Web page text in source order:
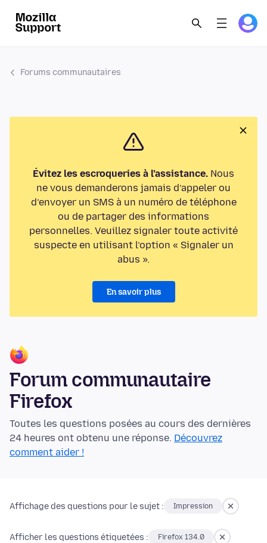
Forums communautaires
Évitez les escroqueries à l’assistance. Nous
ne vous demanderons jamais d’appeler ou
d’envoyer un SMS à un numéro de téléphone
ou de partager des informations
personnelles. Veuillez signaler toute activité
suspecte en utilisant l’option « Signaler un
abus ».
En savoir plus
Forum communautaire
Firefox
Toutes les questions posées au cours des dernières
24 heures ont obtenu une réponse. Découvrez
comment aider !
Affichage des questions pour le sujet : Impression
Afficher les questions étiquetées : Firefox 134.0